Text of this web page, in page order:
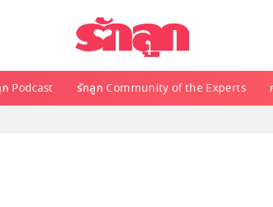
Podcast รักลูก Community of the Experts